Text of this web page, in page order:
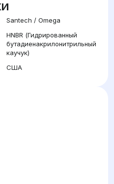
Santech / Omega
HNBR (Гидрированный
бутадиенакрилонитрильный
каучук)
США